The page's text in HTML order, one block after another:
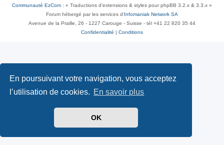
En poursuivant votre navigation, vous acceptez
l’utilisation de cookies. En savoir plus
OK
Communauté EzCom : « Traductions d'extensions & styles pour phpBB 3.2.x & 3.3.x »
Forum hébergé par les services d’ Infomaniak Network SA
Avenue de la Praille, 26 - 1227 Carouge - Suisse - tél +41 22 820 35 44
Confidentialité
Conditions